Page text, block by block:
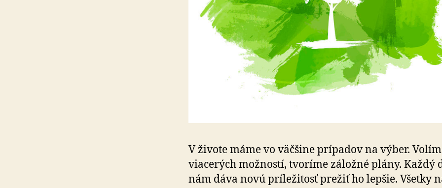
V živote máme vo väčšine prípadov na výber.
viacerých možností, tvoríme záložné plány. Každý
nám dáva novú príležitosť prežiť ho lepšie. Všetky